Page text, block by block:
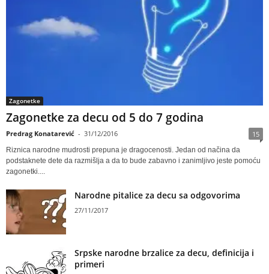
Zagonetke
Zagonetke za decu od 5 do 7 godina
Predrag Konatarević - 31/12/2016 15
Riznica narodne mudrosti prepuna je dragocenosti. Jedan od načina da
podstaknete dete da razmišlja a da to bude zabavno i zanimljivo jeste pomoću
zagonetki....
Narodne pitalice za decu sa odgovorima
27/11/2017
Srpske narodne brzalice za decu, definicija i
primeri